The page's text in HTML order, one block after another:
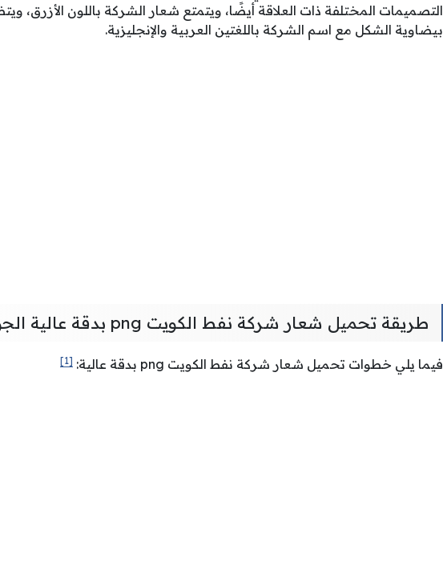
التصميمات المختلفة ذات العلاقة أيضًا، ويتمتع شعار الشركة باللون الأزرق،
بيضاوية الشكل مع اسم الشركة باللغتين العربية والإنجليزية.
طريقة تحميل شعار شركة نفط الكويت png بدقة عالية الجودة
فيما يلي خطوات تحميل شعار شركة نفط الكويت png بدقة عالية: [1]